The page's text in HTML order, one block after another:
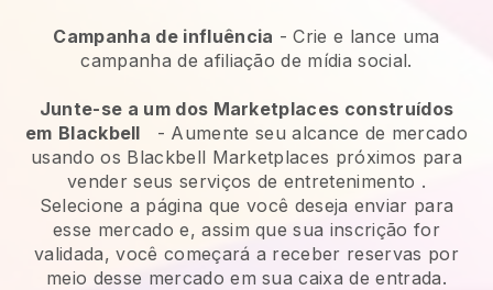
Campanha de influência - Crie e lance uma
campanha de afiliação de mídia social.
Junte-se a um dos Marketplaces construídos
em Blackbell - Aumente seu alcance de mercado
usando os Blackbell Marketplaces próximos para
vender seus serviços de entretenimento .
Selecione a página que você deseja enviar para
esse mercado e, assim que sua inscrição for
validada, você começará a receber reservas por
meio desse mercado em sua caixa de entrada.